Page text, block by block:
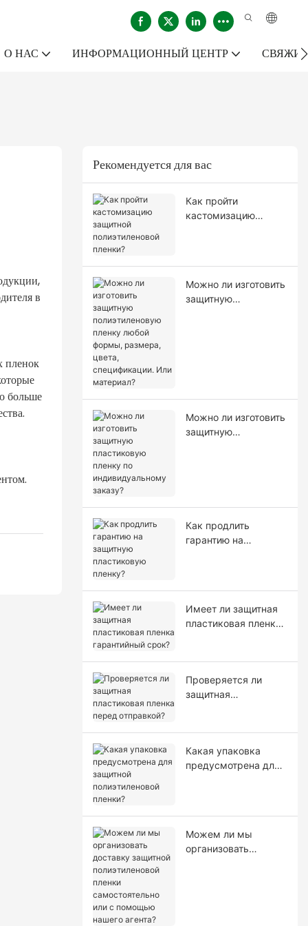
О НАС ИНФОРМАЦИОННЫЙ ЦЕНТР
в
пленок
больше
Рекомендуется для вас
Как пройти
кастомизацию
Можно ли изготовить
защитную
Можно ли изготовить
защитную
Как продлить
гарантию на
Имеет ли защитная
пластиковая пленка
Проверяется ли
защитная
Какая упаковка
предусмотрена для
Можем ли мы
организовать